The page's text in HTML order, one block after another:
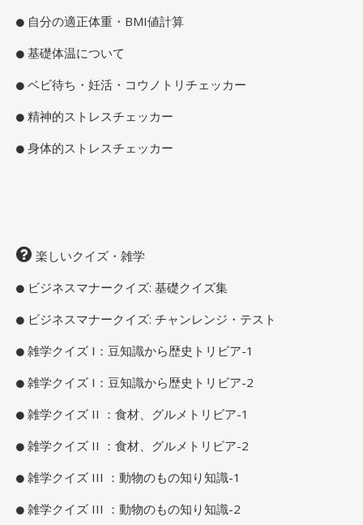
自分の適正体重・BMI値計算
基礎体温について
ベビ待ち・妊活・コウノトリチェッカー
精神的ストレスチェッカー
身体的ストレスチェッカー
楽しいクイズ・雑学
ビジネスマナークイズ: 基礎クイズ集
ビジネスマナークイズ: チャンレンジ・テスト
雑学クイズ I：豆知識から歴史トリビア-1
雑学クイズ I：豆知識から歴史トリビア-2
雑学クイズ II ：食材、グルメトリビア-1
雑学クイズ II ：食材、グルメトリビア-2
雑学クイズ III ：動物のもの知り知識-1
雑学クイズ III ：動物のもの知り知識-2